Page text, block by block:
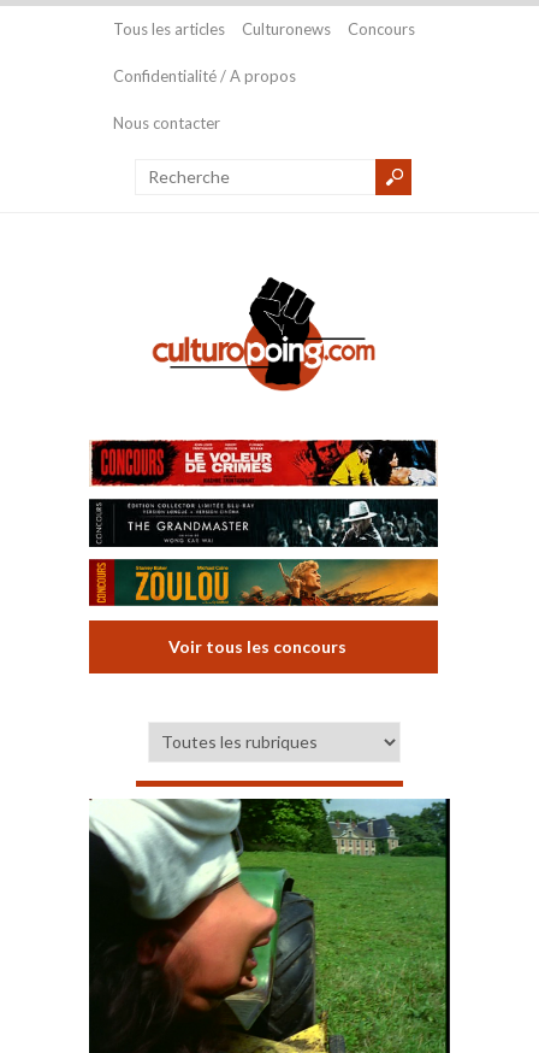
Tous les articles Culturonews Concours
Confidentialité / A propos
Nous contacter
Voir tous les concours